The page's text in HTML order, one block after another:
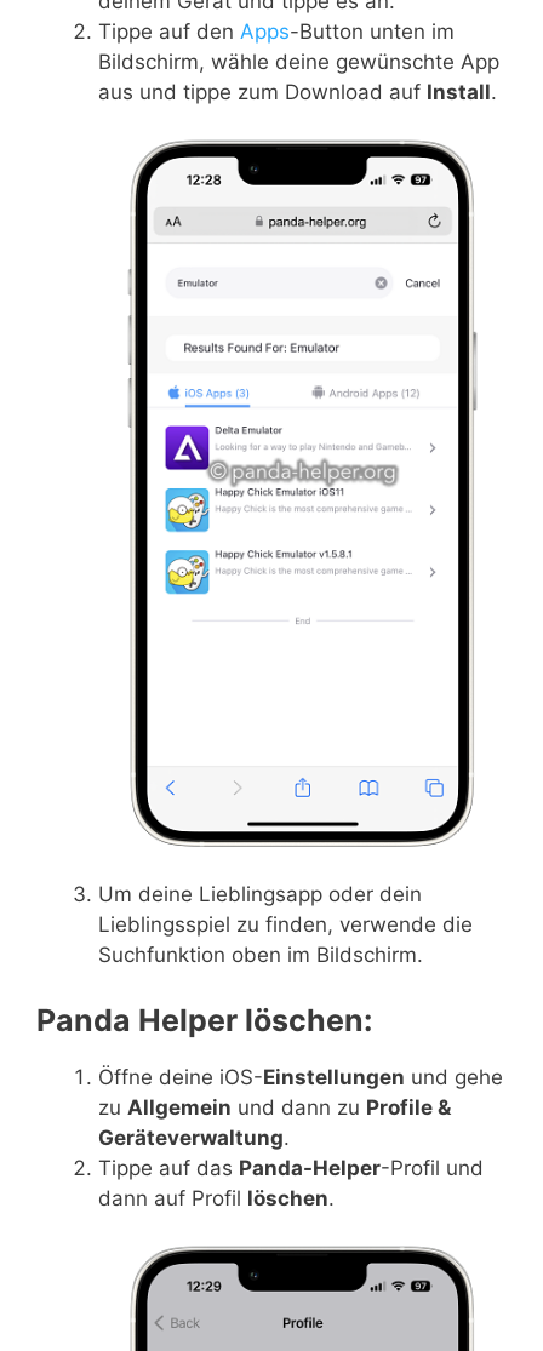
Tippe auf den Apps-Button unten im
Bildschirm, wähle deine gewünschte App
aus und tippe zum Download auf Install.
Um deine Lieblingsapp oder dein
Lieblingsspiel zu finden, verwende die
Suchfunktion oben im Bildschirm.
Panda Helper löschen:
Öffne deine iOS-Einstellungen und gehe
zu Allgemein und dann zu Profile &
Geräteverwaltung.
Tippe auf das Panda-Helper-Profil und
dann auf Profil löschen.